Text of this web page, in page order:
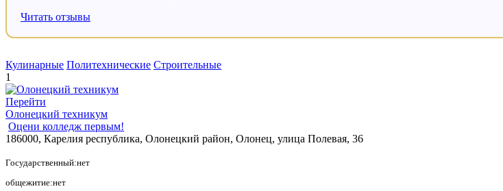
Читать отзывы
Кулинарные Политехнические Строительные
1
Перейти
Олонецкий техникум
Оцени колледж первым!
186000, Карелия республика, Олонецкий район, Олонец, улица Полевая, 36
Государственный:нет
общежитие:нет